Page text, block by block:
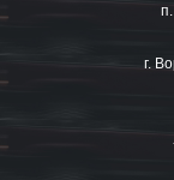
г.